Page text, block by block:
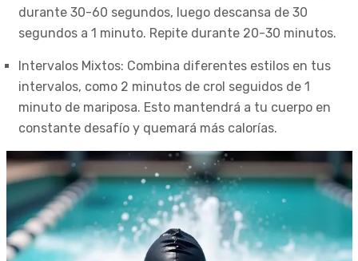
durante 30-60 segundos, luego descansa de 30
segundos a 1 minuto. Repite durante 20-30 minutos.
Intervalos Mixtos: Combina diferentes estilos en tus
intervalos, como 2 minutos de crol seguidos de 1
minuto de mariposa. Esto mantendrá a tu cuerpo en
constante desafío y quemará más calorías.